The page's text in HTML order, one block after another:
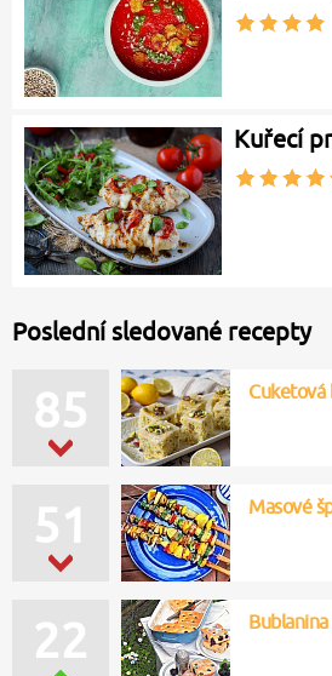
Kuřecí
Poslední sledované recepty
85
51 Masové
22